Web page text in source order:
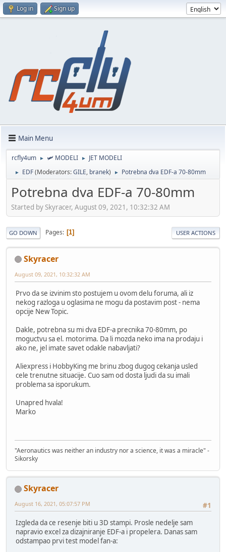
Log in Sign up
Main Menu
rcfly4um ► 🛩️ MODELI ► JET MODELI
► EDF(Moderators:GILE, branek) ► Potrebna dva EDF-a 70-80mm
Potrebna dva EDF-a 70-80mm
Started by Skyracer, August 09, 2021, 10:32:32 AM
GO DOWN Pages 1 USER ACTIONS
Skyracer
August 09, 2021, 10:32:32 AM
Prvo da se izvinim sto postujem u ovom delu foruma, ali iz
nekog razloga u oglasima ne mogu da postavim post - nema
opcije New Topic.
Dakle, potrebna su mi dva EDF-a precnika 70-80mm, po
moguctvu sa el. motorima. Da li mozda neko ima na prodaju i
ako ne, jel imate savet odakle nabavljati?
Aliexpress i HobbyKing me brinu zbog dugog cekanja usled
cele trenutne situacije. Cuo sam od dosta ljudi da su imali
problema sa isporukum.
Unapred hvala!
Marko
"Aeronautics was neither an industry nor a science, it was a miracle" -
Sikorsky
Skyracer
#1
August 16, 2021, 05:07:57 PM
Izgleda da ce resenje biti u 3D stampi. Prosle nedelje sam
napravio excel za dizajniranje EDF-a i propelera. Danas sam
odstampao prvi test model fan-a: